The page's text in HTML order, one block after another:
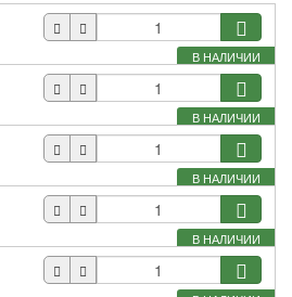
В НАЛИЧИИ
В НАЛИЧИИ
В НАЛИЧИИ
В НАЛИЧИИ